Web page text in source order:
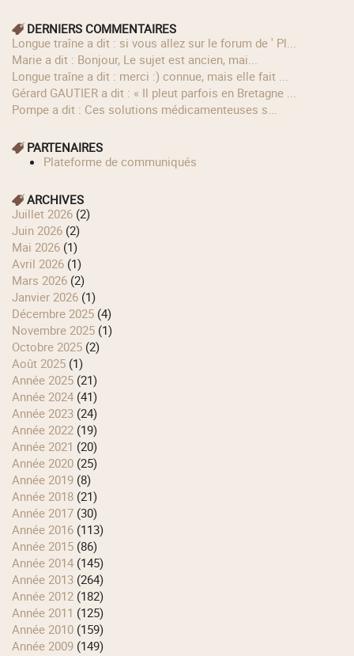
DERNIERS COMMENTAIRES
longue traîne a dit : si vous allez sur le forum de ' Pl...
Marie a dit : Bonjour, Le sujet est ancien, mai...
longue traîne a dit : merci :) connue, mais elle fait ...
Gérard GAUTIER a dit : « Il pleut parfois en Bretagne ...
Pompe a dit : Ces solutions médicamenteuses s...
PARTENAIRES
Plateforme de communiqués
ARCHIVES
juillet 2026 (2)
juin 2026 (2)
mai 2026 (1)
avril 2026 (1)
mars 2026 (2)
janvier 2026 (1)
décembre 2025 (4)
novembre 2025 (1)
octobre 2025 (2)
août 2025 (1)
année 2025 (21)
année 2024 (41)
année 2023 (24)
année 2022 (19)
année 2021 (20)
année 2020 (25)
année 2019 (8)
année 2018 (21)
année 2017 (30)
année 2016 (113)
année 2015 (86)
année 2014 (145)
année 2013 (264)
année 2012 (182)
année 2011 (125)
année 2010 (159)
année 2009 (149)